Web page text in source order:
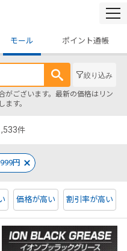
モール ポイント通帳
絞り込み
ございます。最新の価格はリン
す。
件
円
価格が高い 割引率が高い